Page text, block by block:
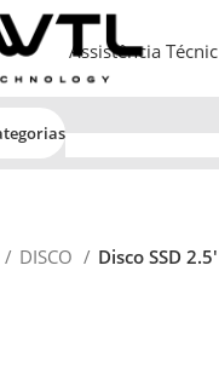
Assistência Técnica
DISCO Disco SSD